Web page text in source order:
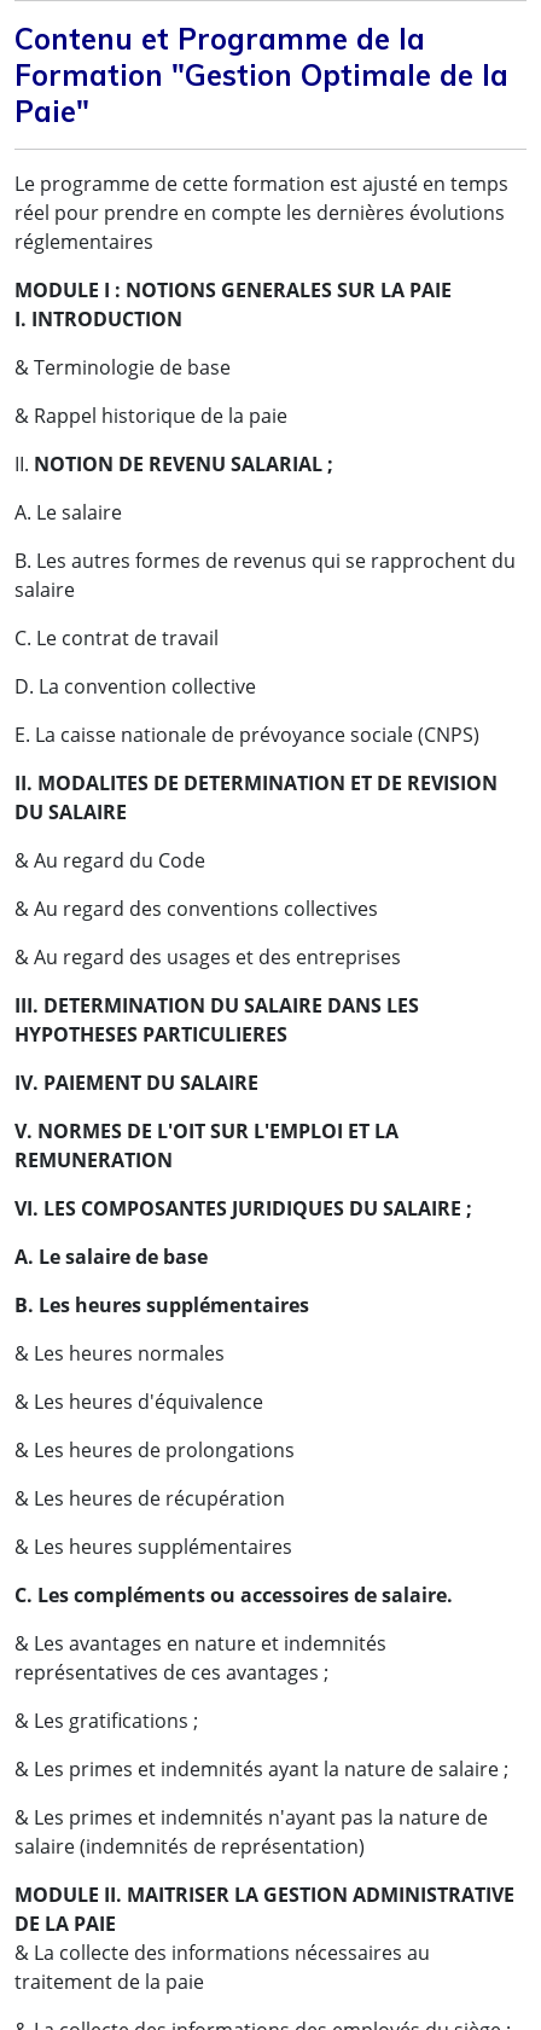
Contenu et Programme de la
Formation "Gestion Optimale de la
Paie"
Le programme de cette formation est ajusté en temps
réel pour prendre en compte les dernières évolutions
réglementaires
MODULE I : NOTIONS GENERALES SUR LA PAIE
I. INTRODUCTION
& Terminologie de base
& Rappel historique de la paie
II. NOTION DE REVENU SALARIAL ;
A. Le salaire
B. Les autres formes de revenus qui se rapprochent du
salaire
C. Le contrat de travail
D. La convention collective
E. La caisse nationale de prévoyance sociale (CNPS)
II. MODALITES DE DETERMINATION ET DE REVISION
DU SALAIRE
& Au regard du Code
& Au regard des conventions collectives
& Au regard des usages et des entreprises
III. DETERMINATION DU SALAIRE DANS LES
HYPOTHESES PARTICULIERES
IV. PAIEMENT DU SALAIRE
V. NORMES DE L'OIT SUR L'EMPLOI ET LA
REMUNERATION
VI. LES COMPOSANTES JURIDIQUES DU SALAIRE ;
A. Le salaire de base
B. Les heures supplémentaires
& Les heures normales
& Les heures d'équivalence
& Les heures de prolongations
& Les heures de récupération
& Les heures supplémentaires
C. Les compléments ou accessoires de salaire.
& Les avantages en nature et indemnités
représentatives de ces avantages ;
& Les gratifications ;
& Les primes et indemnités ayant la nature de salaire ;
& Les primes et indemnités n'ayant pas la nature de
salaire (indemnités de représentation)
MODULE II. MAITRISER LA GESTION ADMINISTRATIVE
DE LA PAIE
& La collecte des informations nécessaires au
traitement de la paie